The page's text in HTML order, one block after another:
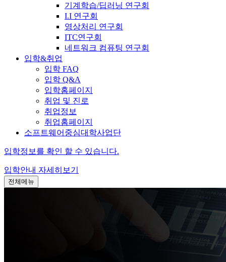
기계학습/딥러닝 연구회
I.I 연구회
영상처리 연구회
ITC연구회
네트워크 컴퓨팅 연구회
입학&취업
입학 FAQ
입학 Q&A
입학홈페이지
취업 및 진로
취업정보
취업홈페이지
소프트웨어중심대학사업단
입학정보를 확인 할 수 있습니다.
입학안내 자세히보기
전체메뉴